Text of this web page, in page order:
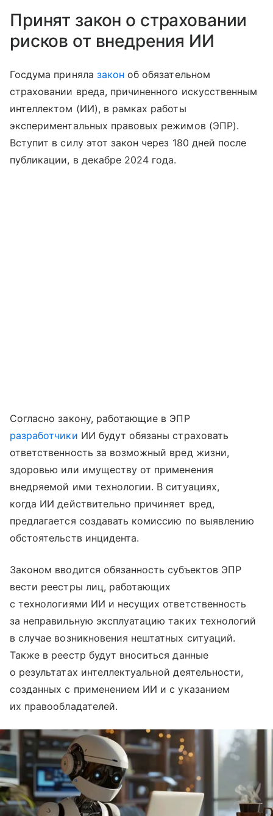
Принят закон о страховании
рисков от внедрения ИИ
Госдума приняла закон об обязательном
страховании вреда, причиненного искусственным
интеллектом (ИИ), в рамках работы
экспериментальных правовых режимов (ЭПР).
Вступит в силу этот закон через 180 дней после
публикации, в декабре 2024 года.
Согласно закону, работающие в ЭПР
разработчики ИИ будут обязаны страховать
ответственность за возможный вред жизни,
здоровью или имуществу от применения
внедряемой ими технологии. В ситуациях,
когда ИИ действительно причиняет вред,
предлагается создавать комиссию по выявлению
обстоятельств инцидента.
Законом вводится обязанность субъектов ЭПР
вести реестры лиц, работающих
с технологиями ИИ и несущих ответственность
за неправильную эксплуатацию таких технологий
в случае возникновения нештатных ситуаций.
Также в реестр будут вноситься данные
о результатах интеллектуальной деятельности,
созданных с применением ИИ и с указанием
их правообладателей.